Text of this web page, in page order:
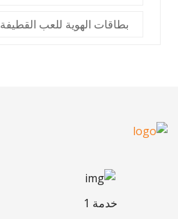
بطاقات الهوية للعب القطيفة
خدمة 1